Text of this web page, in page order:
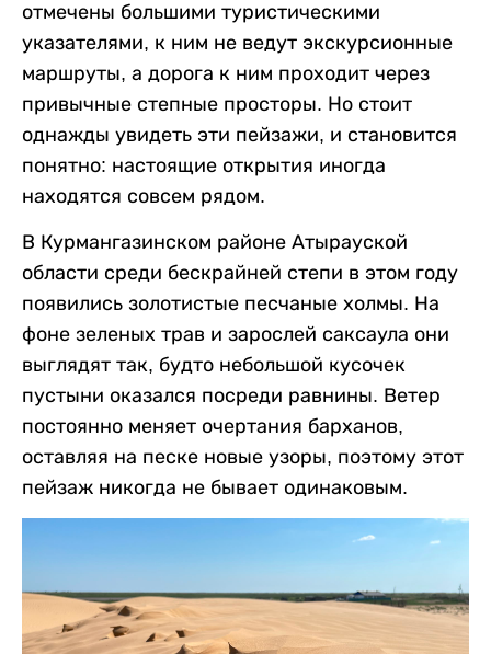
отмечены большими туристическими
указателями, к ним не ведут экскурсионные
маршруты, а дорога к ним проходит через
привычные степные просторы. Но стоит
однажды увидеть эти пейзажи, и становится
понятно: настоящие открытия иногда
находятся совсем рядом.
В Курмангазинском районе Атырауской
области среди бескрайней степи в этом году
появились золотистые песчаные холмы. На
фоне зеленых трав и зарослей саксаула они
выглядят так, будто небольшой кусочек
пустыни оказался посреди равнины. Ветер
постоянно меняет очертания барханов,
оставляя на песке новые узоры, поэтому этот
пейзаж никогда не бывает одинаковым.